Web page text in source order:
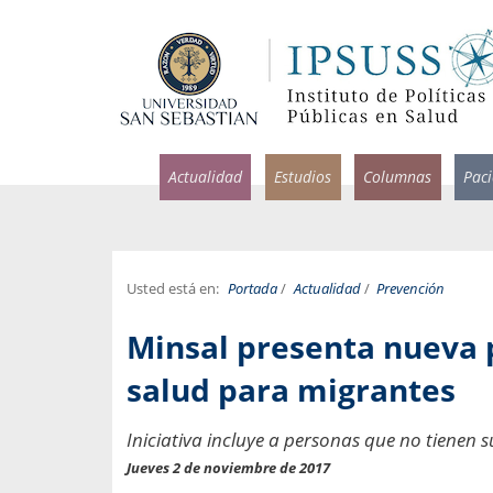
Actualidad Estudios Columnas
Usted está en: Portada/ Actualidad/ Prevención
Minsal presenta
salud para migrantes
Iniciativa incluye a personas que no tienen
Jueves 2 de noviembre de 2017
por incapacidad
Infectólogo y profesor
Medicina, Universidad
Usamos la palabra
una enfermedad